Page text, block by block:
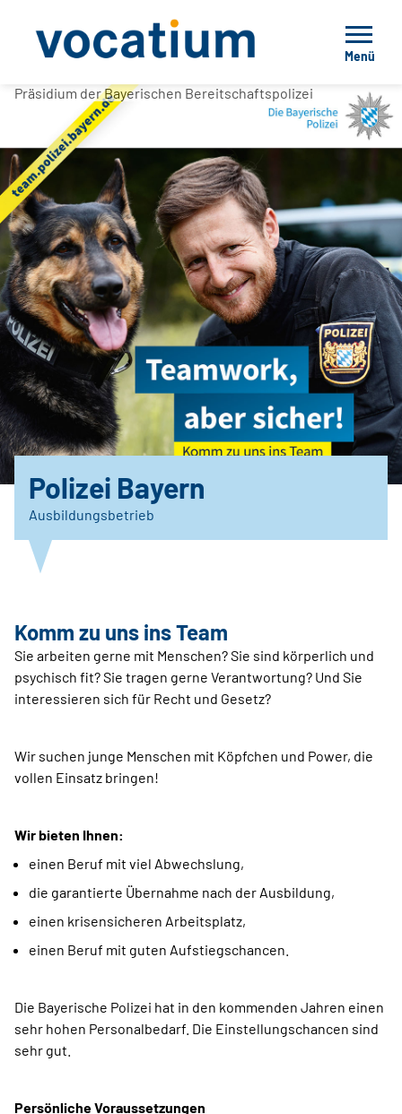
Menü
Präsidium der Bayerischen Bereitschaftspolizei
Polizei Bayern
Ausbildungsbetrieb
Komm zu uns ins Team
Sie arbeiten gerne mit Menschen? Sie sind körperlich und
psychisch fit? Sie tragen gerne Verantwortung? Und Sie
interessieren sich für Recht und Gesetz?
Wir suchen junge Menschen mit Köpfchen und Power, die
vollen Einsatz bringen!
Wir bieten Ihnen:
einen Beruf mit viel Abwechslung,
die garantierte Übernahme nach der Ausbildung,
einen krisensicheren Arbeitsplatz,
einen Beruf mit guten Aufstiegschancen.
Die Bayerische Polizei hat in den kommenden Jahren einen
sehr hohen Personalbedarf. Die Einstellungschancen sind
sehr gut.
Persönliche Voraussetzungen